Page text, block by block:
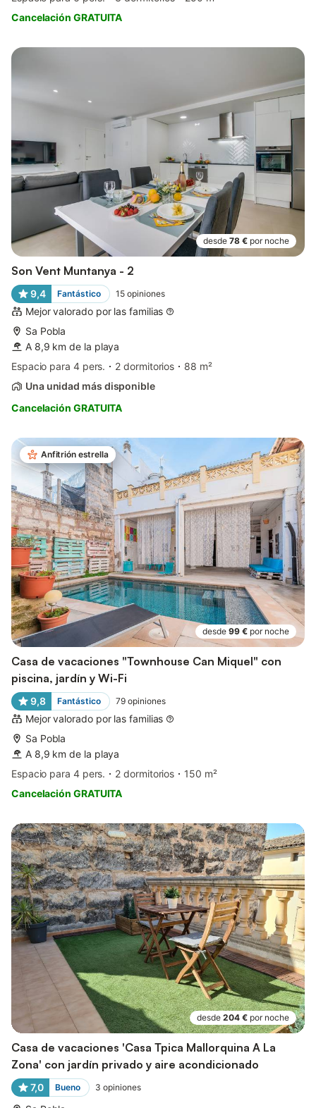
Cancelación GRATUITA
desde 78 € por noche
Son Vent Muntanya - 2
9,4 Fantástico 15 opiniones
Mejor valorado por las familias
Sa Pobla
A 8,9 km de la playa
Espacio para 4 pers.
2 dormitorios
88 m²
Una unidad más disponible
Cancelación GRATUITA
Anfitrión estrella
desde 99 € por noche
Casa de vacaciones "Townhouse Can Miquel" con
piscina, jardín y Wi-Fi
9,8 Fantástico 79 opiniones
Mejor valorado por las familias
Sa Pobla
A 8,9 km de la playa
Espacio para 4 pers.
2 dormitorios
150 m²
Cancelación GRATUITA
desde 204 € por noche
Casa de vacaciones 'Casa Tpica Mallorquina A La
Zona' con jardín privado y aire acondicionado
7,0 Bueno 3 opiniones